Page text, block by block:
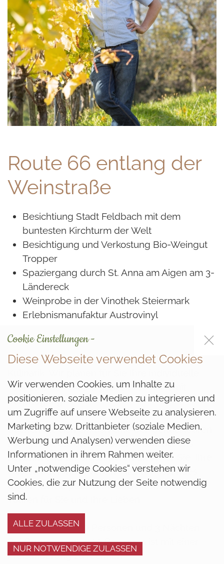
Route 66 entlang der
Weinstraße
Besichtiung Stadt Feldbach mit dem
buntesten Kirchturm der Welt
Besichtigung und Verkostung Bio-Weingut
Tropper
Spaziergang durch St. Anna am Aigen am 3-
Ländereck
Weinprobe in der Vinothek Steiermark
Erlebnismanufaktur Austrovinyl
Unsere Genusstouren vereinen Kultur und
Tour zu einem Ausflugsziel Ihrer Wahl mit
Verpflegung!
Suchen Sie sich einfach eine der Genusstouren
aus, geben Sie die Personenanzahl bei uns
bekannt und wir organisieren diese für Sie, Ihre
Familie oder Ihren Verein. Nichts Passendes
dabei? Gerne planen wir auch individuelle
Touren für Sie und Ihre Lieben.
Preise gültig ab 20 Personen und 3 Nächten.
Bei Gruppen unter 20 Personen ist mit einer
Preisänderung zu rechnen.
Cookie Einstellungen -
Diese Webseite verwendet Cookies
Wir verwenden Cookies, um Inhalte zu
positionieren, soziale Medien zu integrieren und
um Zugriffe auf unsere Webseite zu analysieren.
Marketing bzw. Drittanbieter (soziale Medien,
Werbung und Analysen) verwenden diese
Informationen in ihrem Rahmen weiter.
Unter „notwendige Cookies“ verstehen wir
Cookies, die zur Nutzung der Seite notwendig
sind.